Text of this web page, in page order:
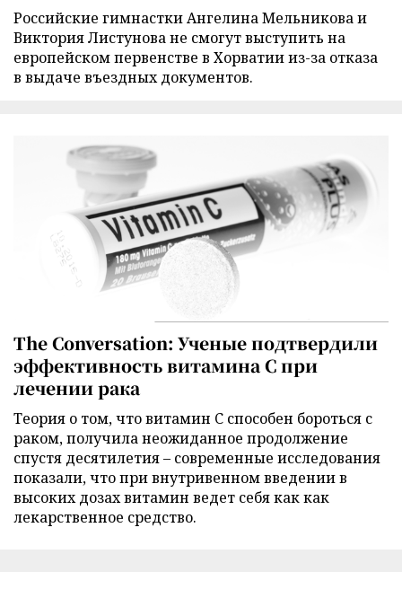
Российские гимнастки Ангелина Мельникова и
Виктория Листунова не смогут выступить на
европейском первенстве в Хорватии из-за отказа
в выдаче въездных документов.
The Conversation: Ученые подтвердили
эффективность витамина C при
лечении рака
Теория о том, что витамин C способен бороться с
раком, получила неожиданное продолжение
спустя десятилетия – современные исследования
показали, что при внутривенном введении в
высоких дозах витамин ведет себя как как
лекарственное средство.